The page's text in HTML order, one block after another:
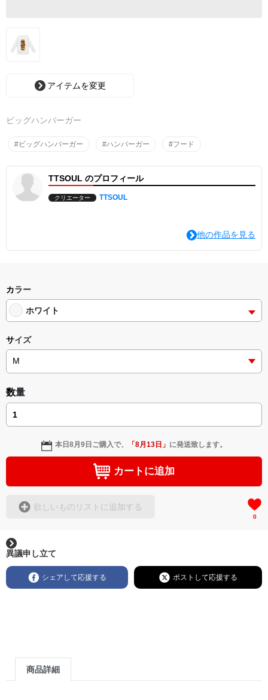
アイテムを変更
ビッグハンバーガー
#ビッグハンバーガー #ハンバーガー #フード
TTSOUL のプロフィール
クリエーター TTSOUL
他の作品を見る
カラー
ホワイト
サイズ
数量
本日8月9日 ご購入で、 「8月13日 」 に発送致します。
カートに追加
欲しいものリストに追加する
0
異議申し立て
シェアして応援する ポストして応援する
商品詳細